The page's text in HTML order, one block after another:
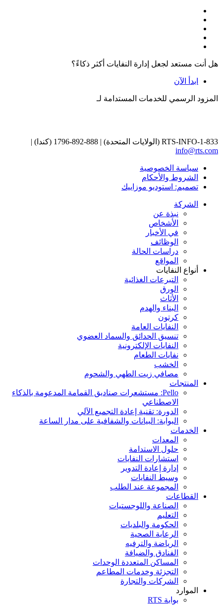
هل أنت مستعد لجعل إدارة النفايات أكثر ذكاءً؟
ابدأ الآن
المزود الرسمي للخدمات المستدامة لـ
1-833-RTS-INFO (الولايات المتحدة) | 888-892-1796 (كندا) |
info@rts.com
سياسة الخصوصية
الشروط والأحكام
تصميم: استوديو موزاييك
الشركة
نبذة عن
الأشخاص
في الأخبار
الوظائف
دراسات الحالة
المواقع
أنواع النفايات
التبرعات الغذائية
الورق
الأثاث
البناء والهدم
كرتون
النفايات العامة
تنسيق الحدائق والسماد العضوي
النفايات الإلكترونية
نفايات الطعام
الخشب
مصافي زيت الطهي والشحوم
المنتجات
Pello: مستشعرات صناديق القمامة المدعومة بالذكاء
الاصطناعي
الدورة: تقنية إعادة التجميع الآلي
البوابة: البيانات والشفافية على مدار الساعة
الخدمات
المعدات
حلول الاستدامة
استشارات النفايات
إدارة إعادة التدوير
وسيط النفايات
المجموعة عند الطلب
القطاعات
الصناعة واللوجستيات
التعليم
الحكومة والبلديات
الرعاية الصحية
الرياضة والترفيه
الفنادق والضيافة
المساكن المتعددة الوحدات
التجزئة وخدمات المطاعم
الشركات والتجارة
الموارد
بوابة RTS